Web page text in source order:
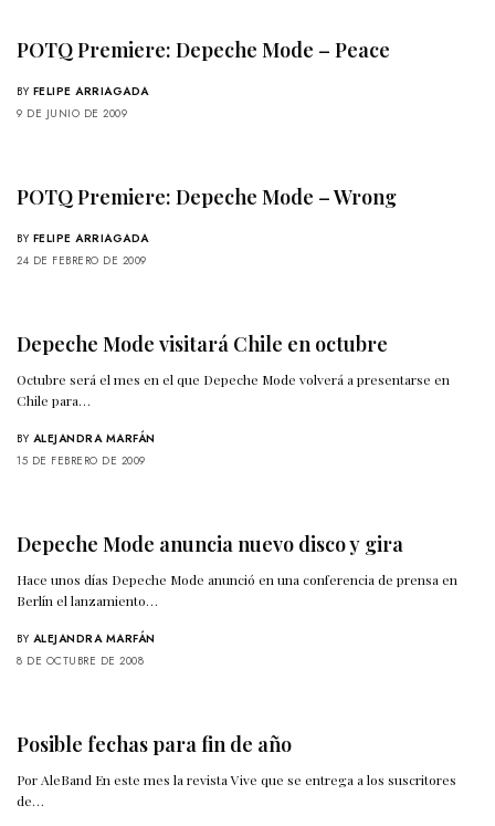
POTQ Premiere: Depeche Mode – Peace
BY FELIPE ARRIAGADA
9 DE JUNIO DE 2009
POTQ Premiere: Depeche Mode – Wrong
BY FELIPE ARRIAGADA
24 DE FEBRERO DE 2009
Depeche Mode visitará Chile en octubre
Octubre será el mes en el que Depeche Mode volverá a presentarse en
Chile para…
BY ALEJANDRA MARFÁN
15 DE FEBRERO DE 2009
Depeche Mode anuncia nuevo disco y gira
Hace unos días Depeche Mode anunció en una conferencia de prensa en
Berlín el lanzamiento…
BY ALEJANDRA MARFÁN
8 DE OCTUBRE DE 2008
Posible fechas para fin de año
Por AleBand En este mes la revista Vive que se entrega a los suscritores
de…